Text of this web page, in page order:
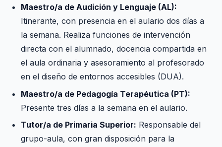
Maestro/a de Audición y Lenguaje (AL):
Itinerante, con presencia en el aulario dos días a
la semana. Realiza funciones de intervención
directa con el alumnado, docencia compartida en
el aula ordinaria y asesoramiento al profesorado
en el diseño de entornos accesibles (DUA).
Maestro/a de Pedagogía Terapéutica (PT):
Presente tres días a la semana en el aulario.
Tutor/a de Primaria Superior: Responsable del
grupo-aula, con gran disposición para la